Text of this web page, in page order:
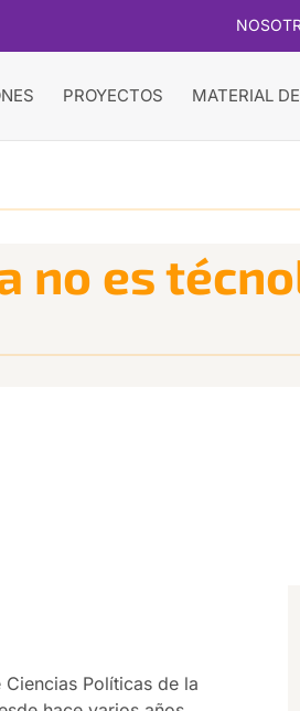
PROYECTOS MATERIAL
no es
Políticas de la